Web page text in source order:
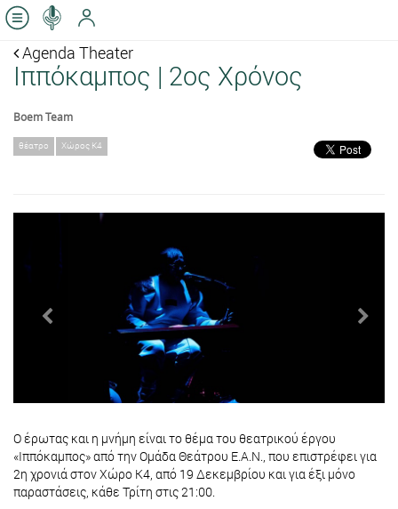
Agenda Theater
Ιππόκαμπος | 2ος Χρόνος
Boem Team
θέατρο Χώρος Κ4
Previous
Ο έρωτας και η μνήμη είναι το θέμα του θεατρικού έργου
«Ιππόκαμπος» από την Ομάδα Θεάτρου Ε.Α.Ν., που επιστρέφει για
2η χρονιά στον Χώρο Κ4, από 19 Δεκεμβρίου και για έξι μόνο
παραστάσεις, κάθε Τρίτη στις 21:00.